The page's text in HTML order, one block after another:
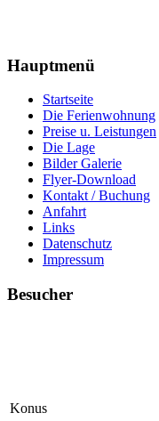
Hauptmenü
Startseite
Die Ferienwohnung
Preise u. Leistungen
Die Lage
Bilder Galerie
Flyer-Download
Kontakt / Buchung
Anfahrt
Links
Datenschutz
Impressum
Besucher
Konus